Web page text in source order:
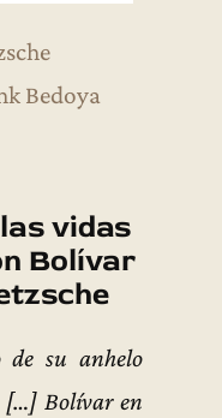
Bedoya
vidas
Bolívar
de su anhelo
[…] Bolívar en